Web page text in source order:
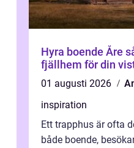
Hyra boende Åre så hittar du rätt
fjällhem för din
01 augusti 2026
inspiration
Ett trapphus är ofta
både boende,